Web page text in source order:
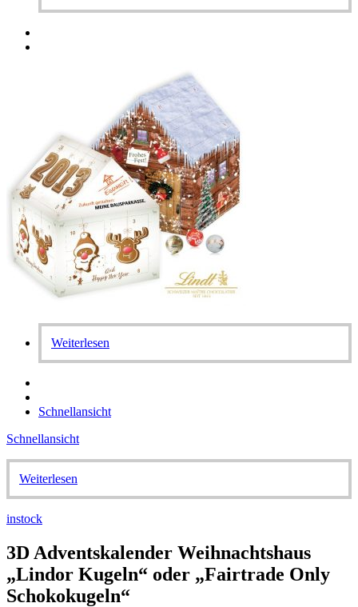
Weiterlesen
Schnellansicht
Schnellansicht
Weiterlesen
instock
3D Adventskalender Weihnachtshaus
„Lindor Kugeln“ oder „Fairtrade Only
Schokokugeln“